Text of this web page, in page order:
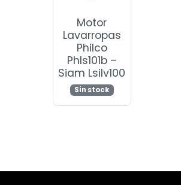
Motor
Lavarropas
Philco
Phls101b –
Siam Lsilv100
Sin stock